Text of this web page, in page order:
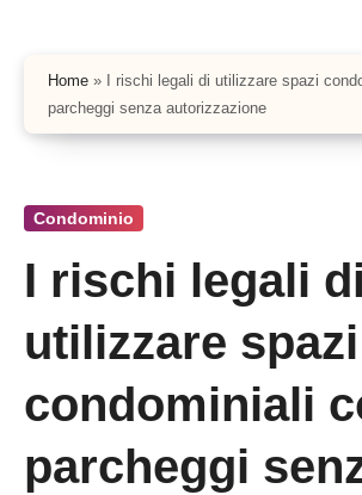
Home »
I rischi legali di utilizzare spazi
parcheggi senza autorizzazione
Condominio
I rischi legali di
utilizzare spazi
condominiali
parcheggi